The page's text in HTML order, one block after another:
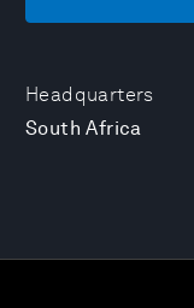
Headquarters
South Africa